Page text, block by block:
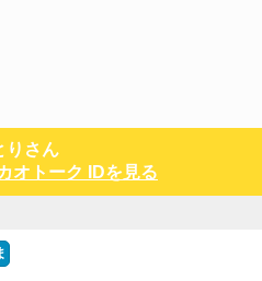
りさん
オトーク IDを見る